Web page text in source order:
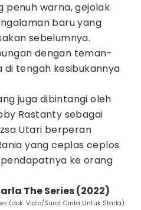
penuh warna, gejolak
baru yang
sebelumnya.
dengan teman-
tengah kesibukannya
juga dibintangi oleh
Rastanty sebagai
Utari berperan
yang ceplas ceplos
ke orang
The Series (2022)
(dok. Vidio/Surat Cinta Untuk Starla)